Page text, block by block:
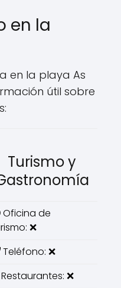
en la
en la playa As
útil sobre
Turismo y
Oficina de
❌
Teléfono: ❌
Restaurantes: ❌